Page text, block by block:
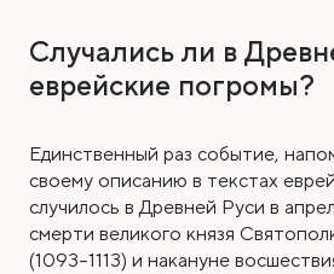
Случались ли в
еврейские погромы?
Единственный раз событие,
своему описанию в текстах
случилось в Древней Руси в
смерти великого князя
(1093–1113) и накануне